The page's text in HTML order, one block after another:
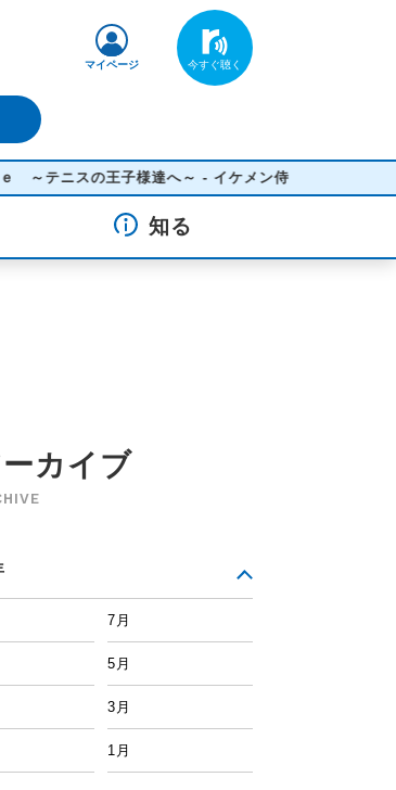
マイページ
スの王子様達へ～ - イケメン侍
知る
カイブ
7月
5月
3月
1月